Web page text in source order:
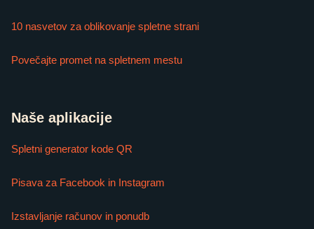
10 nasvetov za oblikovanje spletne strani
Povečajte promet na spletnem mestu
Naše aplikacije
Spletni generator kode QR
Pisava za Facebook in Instagram
Izstavljanje računov in ponudb